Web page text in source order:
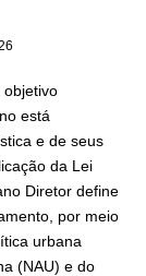
objetivo
está
e de seus
da Lei
Diretor define
por meio
urbana
(NAU) e do